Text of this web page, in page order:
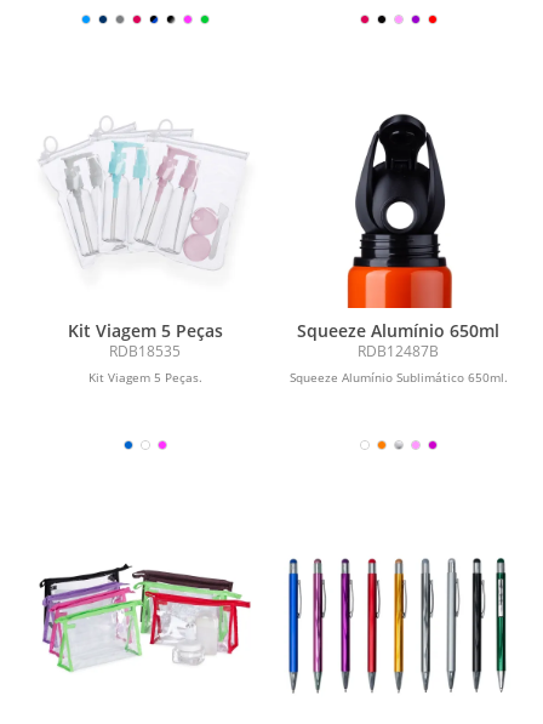
Kit Viagem 5 Peças
RDB18535
Kit Viagem 5 Peças.
Squeeze Alumínio 650ml
RDB12487B
Squeeze Alumínio Sublimático 650ml.